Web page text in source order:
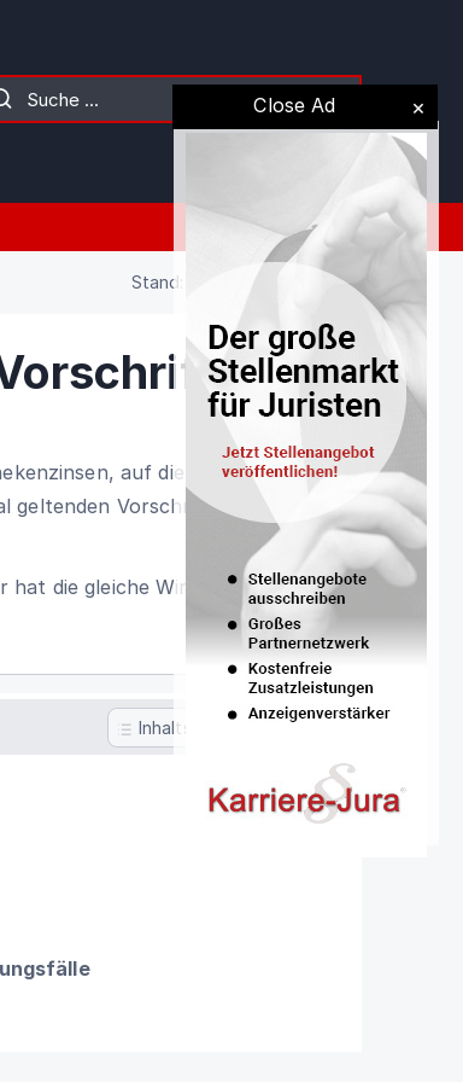
Stand: 02.08.2026 (Gesetz)
Close Ad
auf die
geltenden Vorschriften
hat die gleiche Wirkung wie die
Inhaltsverzeichnis